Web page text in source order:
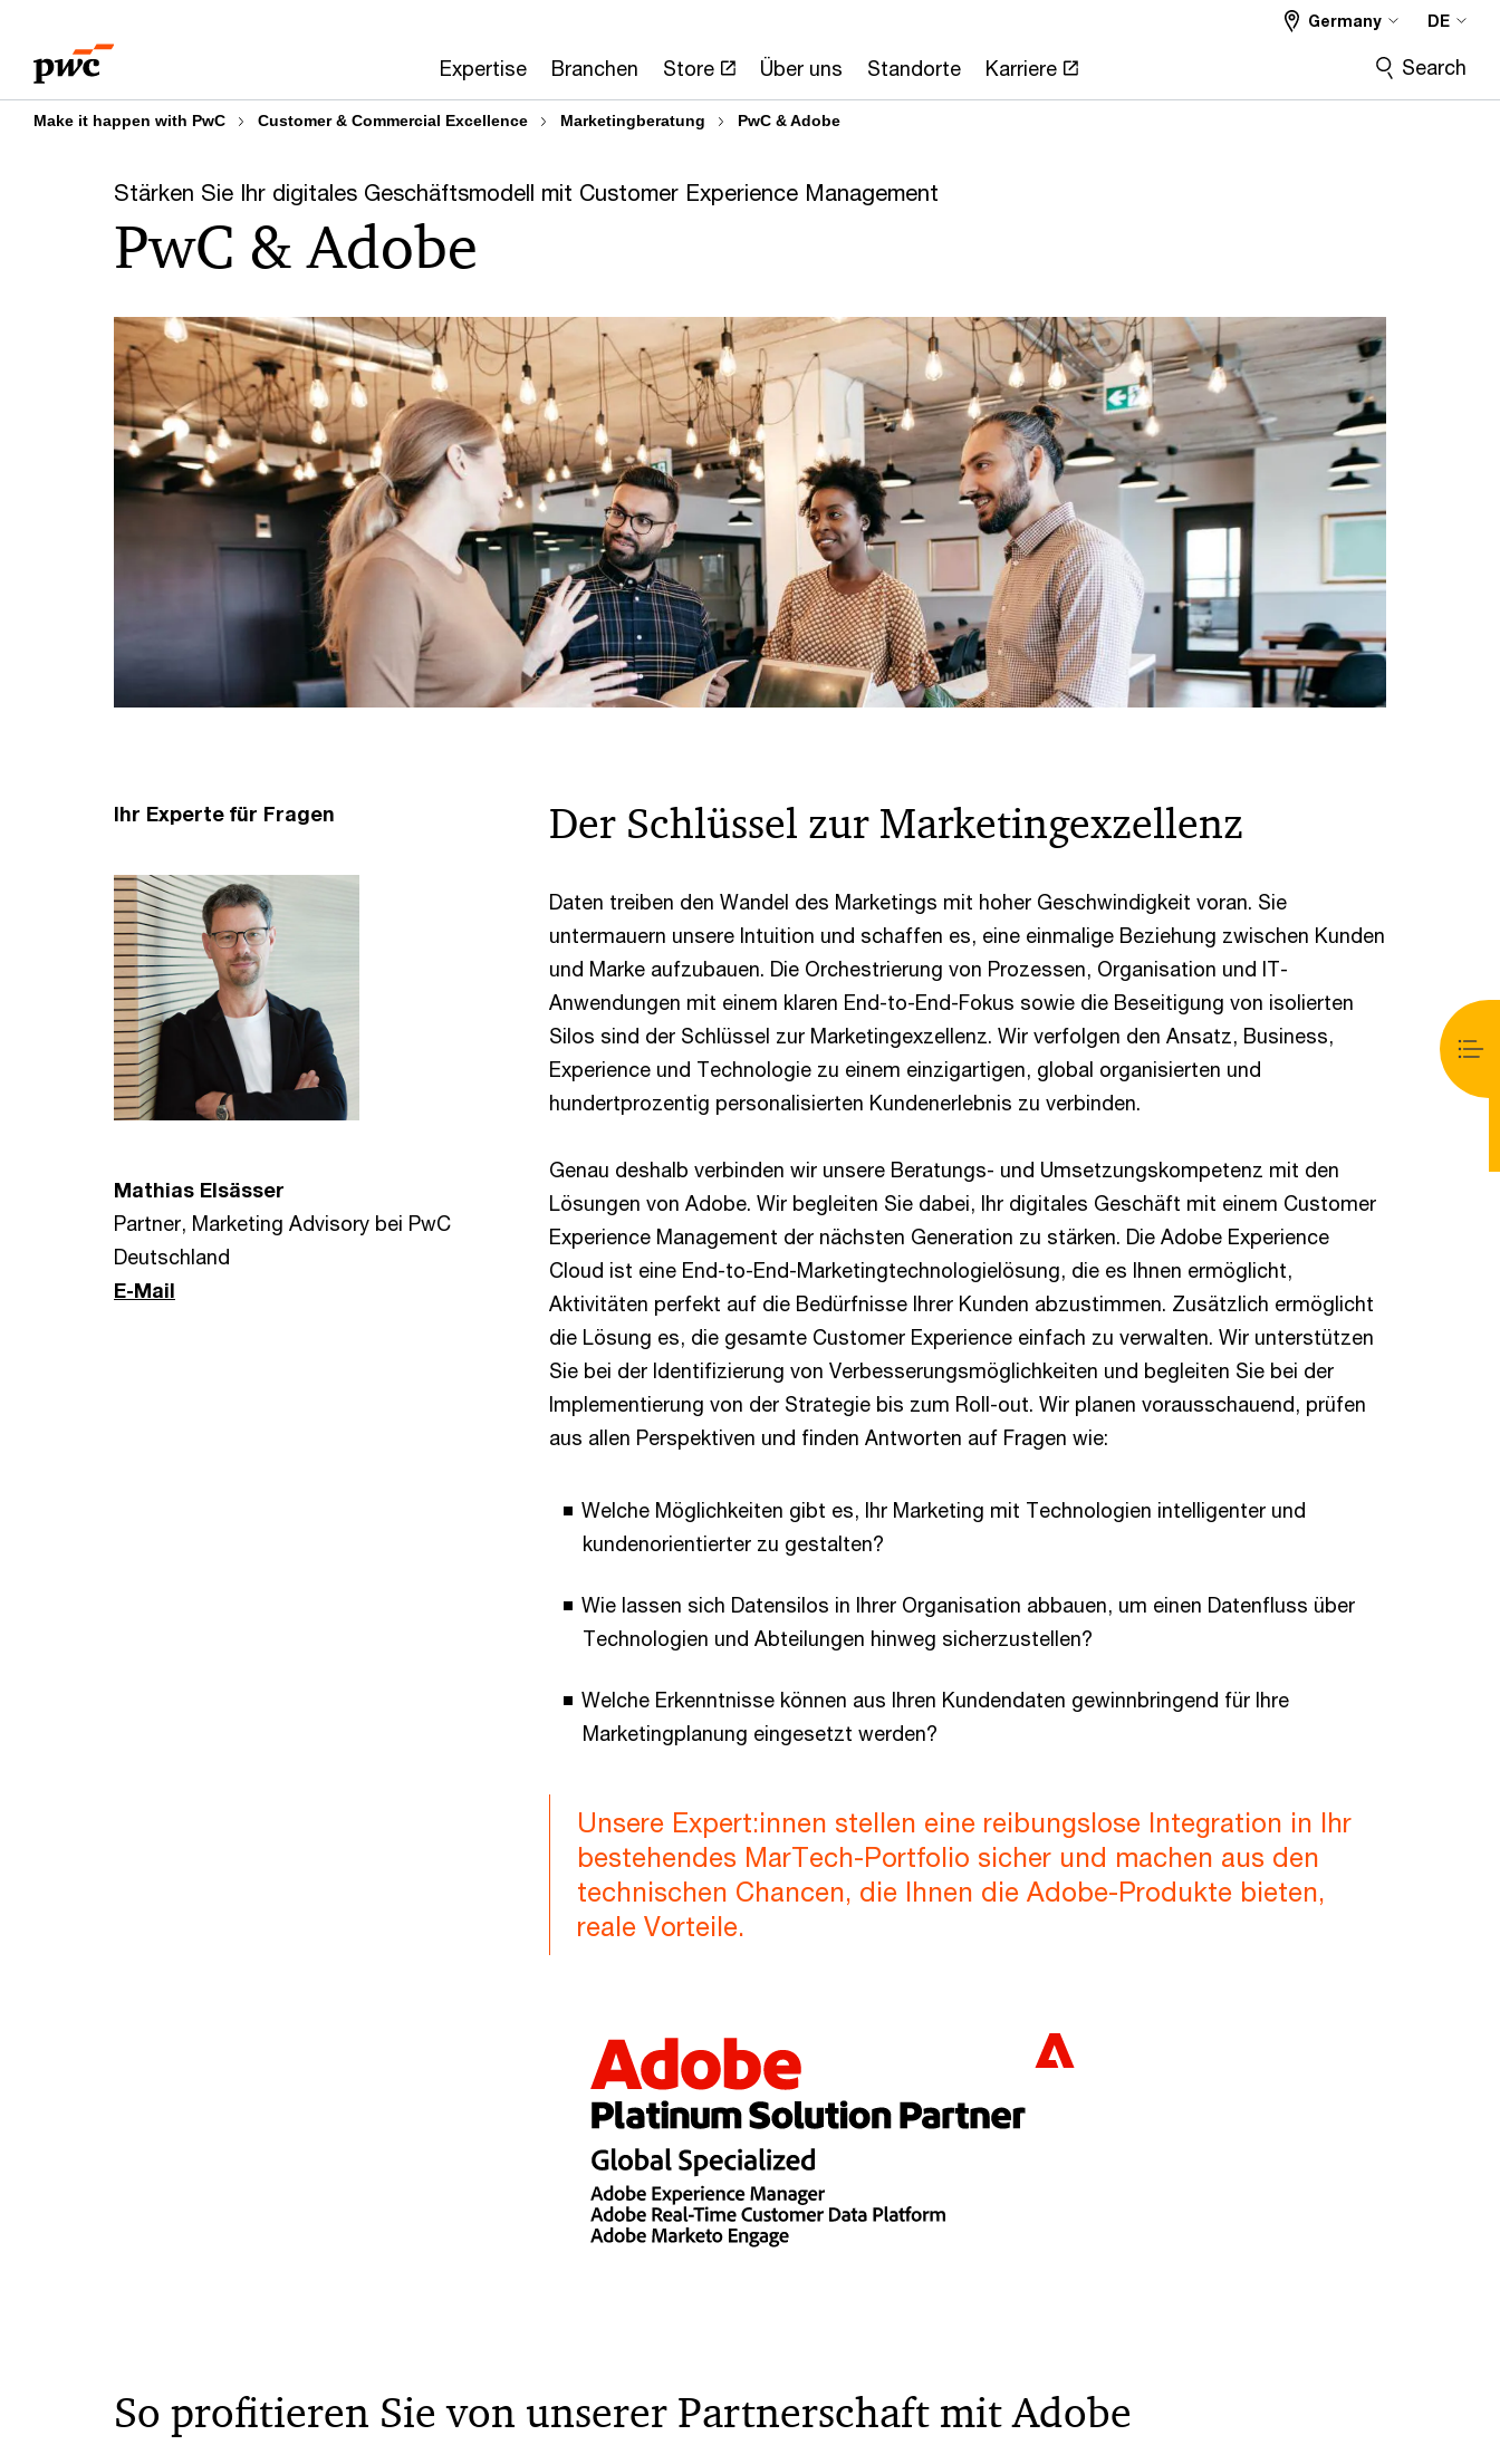
content
footer
Expertise Branchen Store Über uns Standorte Karriere
Germany DE
Search
Make it happen with PwC Customer & Commercial Excellence Marketingberatung PwC & Adobe
Stärken Sie Ihr digitales Geschäftsmodell mit Customer Experience Management
PwC & Adobe
Ihr Experte für Fragen
Mathias Elsässer
Partner, Marketing Advisory bei PwC
Deutschland
E-Mail
Der Schlüssel zur Marketingexzellenz
Daten treiben den Wandel des Marketings mit hoher Geschwindigkeit voran. Sie
untermauern unsere Intuition und schaffen es, eine einmalige Beziehung zwischen Kunden
und Marke aufzubauen. Die Orchestrierung von Prozessen, Organisation und IT-
Anwendungen mit einem klaren End-to-End-Fokus sowie die Beseitigung von isolierten
Silos sind der Schlüssel zur Marketingexzellenz. Wir verfolgen den Ansatz, Business,
Experience und Technologie zu einem einzigartigen, global organisierten und
hundertprozentig personalisierten Kundenerlebnis zu verbinden.
Genau deshalb verbinden wir unsere Beratungs- und Umsetzungskompetenz mit den
Lösungen von Adobe. Wir begleiten Sie dabei, Ihr digitales Geschäft mit einem Customer
Experience Management der nächsten Generation zu stärken. Die Adobe Experience
Cloud ist eine End-to-End-Marketingtechnologielösung, die es Ihnen ermöglicht,
Aktivitäten perfekt auf die Bedürfnisse Ihrer Kunden abzustimmen. Zusätzlich ermöglicht
die Lösung es, die gesamte Customer Experience einfach zu verwalten. Wir unterstützen
Sie bei der Identifizierung von Verbesserungsmöglichkeiten und begleiten Sie bei der
Implementierung von der Strategie bis zum Roll-out. Wir planen vorausschauend, prüfen
aus allen Perspektiven und finden Antworten auf Fragen wie:
Welche Möglichkeiten gibt es, Ihr Marketing mit Technologien intelligenter und
kundenorientierter zu gestalten?
Wie lassen sich Datensilos in Ihrer Organisation abbauen, um einen Datenfluss über
Technologien und Abteilungen hinweg sicherzustellen?
Welche Erkenntnisse können aus Ihren Kundendaten gewinnbringend für Ihre
Marketingplanung eingesetzt werden?
Unsere Expert:innen stellen eine reibungslose Integration in Ihr
bestehendes MarTech-Portfolio sicher und machen aus den
technischen Chancen, die Ihnen die Adobe-Produkte bieten,
reale Vorteile.
So profitieren Sie von unserer Partnerschaft mit Adobe